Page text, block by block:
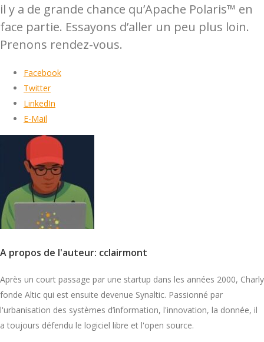
il y a de grande chance qu’Apache Polaris™ en
face partie. Essayons d’aller un peu plus loin.
Prenons rendez-vous.
Facebook
Twitter
LinkedIn
E-Mail
A propos de l'auteur: cclairmont
Après un court passage par une startup dans les années 2000, Charly
fonde Altic qui est ensuite devenue Synaltic. Passionné par
l'urbanisation des systèmes d’information, l'innovation, la donnée, il
a toujours défendu le logiciel libre et l'open source.